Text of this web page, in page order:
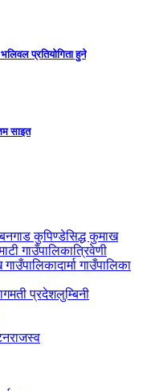
प्रतियोगिता हुने
साइत
बनगाड कुपिण्डेसिद्ध कुमाख
गाउँपालिकात्रिवेणी
दार्मा गाउँपालिका
प्रदेशलुम्बिनी
राजस्व